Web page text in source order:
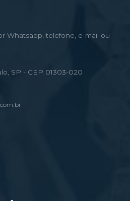
Whatsapp, telefone, e-mail ou
SP - CEP 01303-020